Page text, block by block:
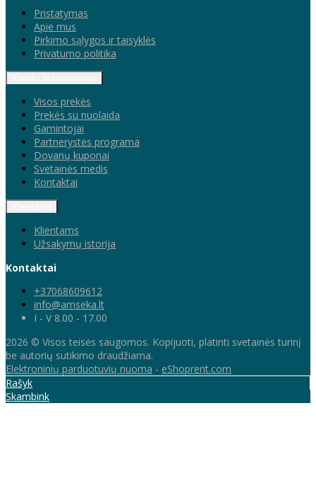
Pristatymas
Apie mus
Pirkimo sąlygos ir taisyklės
Privatumo politika
Visos prekės
Prekės su nuolaida
Gamintojai
Partnerystės programa
Dovanų kuponai
Svetainės medis
Kontaktai
Klientams
Užsakymų istorija
Kontaktai
+37068609612
info@amseka.lt
I - V 8.00 - 17.00
2026 © Visos teisės saugomos. Kopijuoti, platinti svetainės turinį
be autorių sutikimo draudžiama.
Elektroninių parduotuvių nuoma - eShoprent.com
Rašyk
Skambink